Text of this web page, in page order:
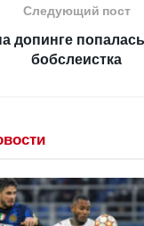
Следующий пост
допинге
бобслеистка